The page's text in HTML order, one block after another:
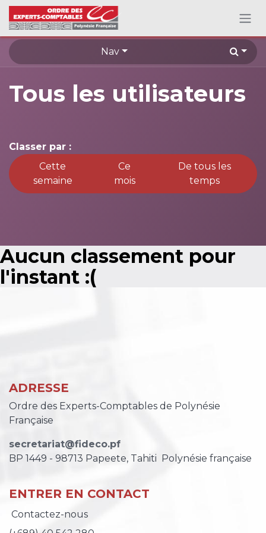
Se rendre au contenu
Nav
Tous les utilisateurs
Classer par :
Cette
semaine
Ce
mois
De tous les
temps
Aucun classement pour
l'instant :(
ADRESSE
Ordre des Experts-Comptables de Polynésie
Française
secretariat@fideco.pf
BP 1449 - 98713 Papeete, Tahiti Polynésie française
ENTRER EN CONTACT
Contactez-nous